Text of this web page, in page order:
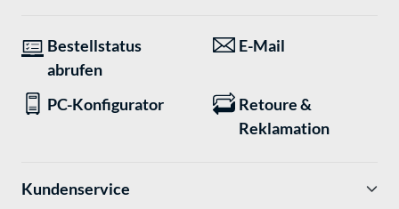
Bestellstatus
abrufen
E-Mail
PC-Konfigurator
Retoure &
Reklamation
Kundenservice